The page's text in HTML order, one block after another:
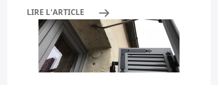
LIRE L'ARTICLE